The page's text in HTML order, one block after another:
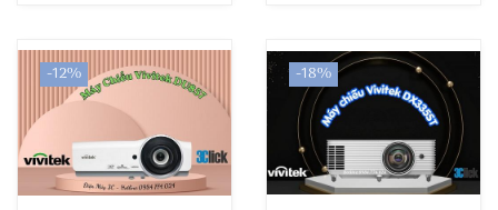
-12% -18%